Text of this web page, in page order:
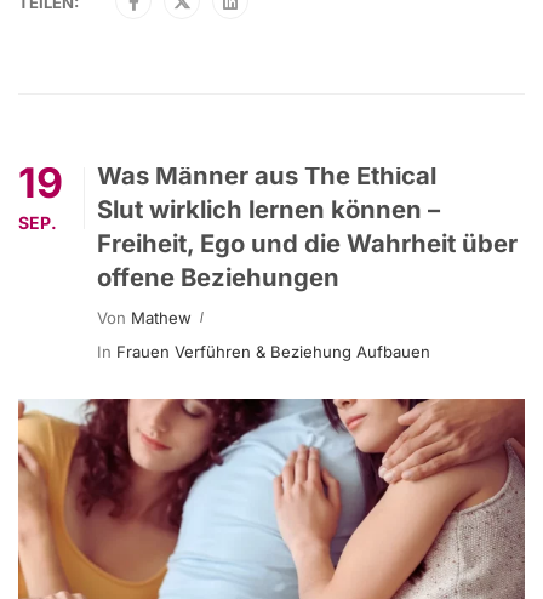
19
SEP.
Was Männer aus The Ethical
Slut wirklich lernen können –
Freiheit, Ego und die Wahrheit über
offene Beziehungen
Von Mathew
In Frauen Verführen & Beziehung Aufbauen